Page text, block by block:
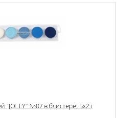
"JOLLY" №07 в блистере, 5х2 г